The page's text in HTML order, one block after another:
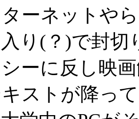
ーネットや
り(？)で封
ーに反し映
ストが降っ